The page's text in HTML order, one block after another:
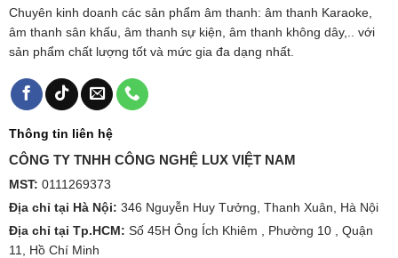
Chuyên kinh doanh các sản phẩm âm thanh: âm thanh Karaoke,
âm thanh sân khấu, âm thanh sự kiện, âm thanh không dây,.. với
sản phẩm chất lượng tốt và mức gia đa dạng nhất.
Thông tin liên hệ
CÔNG TY TNHH CÔNG NGHỆ LUX VIỆT NAM
MST: 0111269373
Địa chỉ tại Hà Nội: 346 Nguyễn Huy Tưởng, Thanh Xuân, Hà Nội
Địa chỉ tại Tp.HCM: Số 45H Ông Ích Khiêm , Phường 10 , Quận
11, Hồ Chí Minh